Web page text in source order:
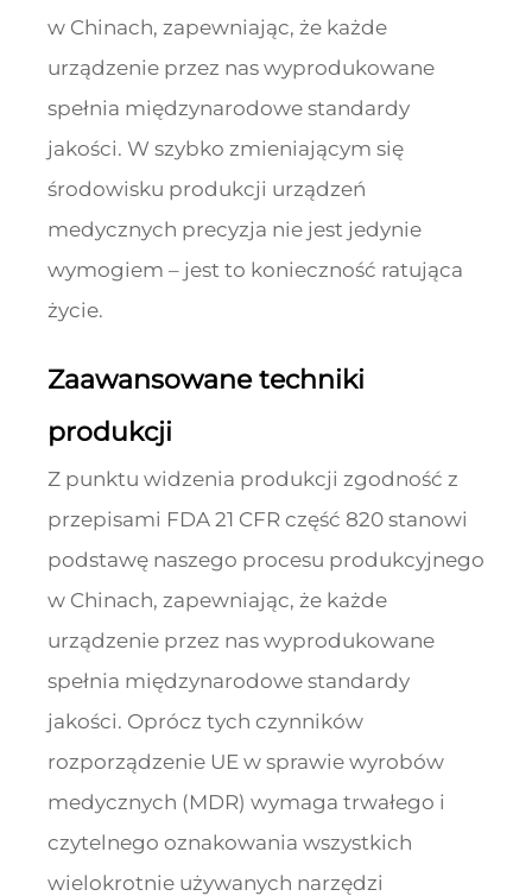
w Chinach, zapewniając, że każde
urządzenie przez nas wyprodukowane
spełnia międzynarodowe standardy
jakości. W szybko zmieniającym się
środowisku produkcji urządzeń
medycznych precyzja nie jest jedynie
wymogiem – jest to konieczność ratująca
życie.
Zaawansowane techniki
produkcji
Z punktu widzenia produkcji zgodność z
przepisami FDA 21 CFR część 820 stanowi
podstawę naszego procesu produkcyjnego
w Chinach, zapewniając, że każde
urządzenie przez nas wyprodukowane
spełnia międzynarodowe standardy
jakości. Oprócz tych czynników
rozporządzenie UE w sprawie wyrobów
medycznych (MDR) wymaga trwałego i
czytelnego oznakowania wszystkich
wielokrotnie używanych narzędzi